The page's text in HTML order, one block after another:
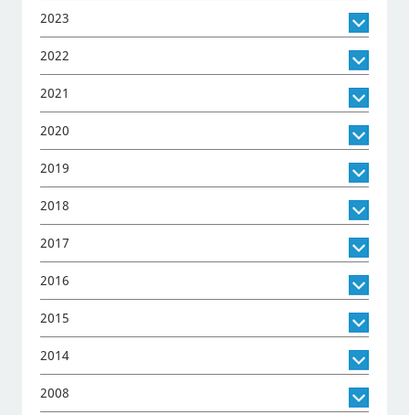
2023
2022
2021
2020
2019
2018
2017
2016
2015
2014
2008